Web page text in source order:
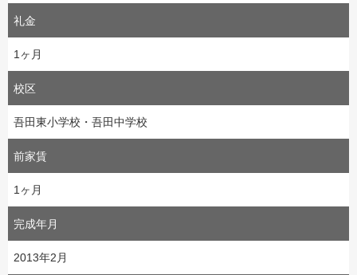
礼金
1ヶ月
校区
吾田東小学校・吾田中学校
前家賃
1ヶ月
完成年月
2013年2月